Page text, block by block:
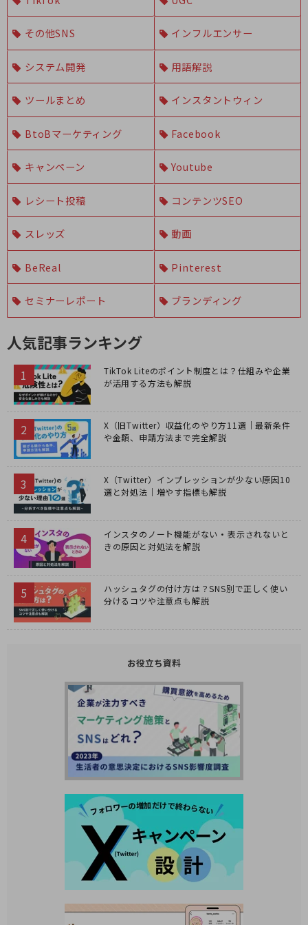
その他SNS インフルエンサー
システム開発 用語解説
ツールまとめ インスタントウィン
BtoBマーケティング Facebook
キャンペーン Youtube
レシート投稿 コンテンツSEO
スレッズ 動画
BeReal Pinterest
セミナーレポート ブランディング
人気記事ランキング
TikTok Liteのポイント制度とは？仕組みや企業
が活用する方法も解説
X（旧Twitter）収益化のやり方11選｜最新条件
や金額、申請方法まで完全解説
X（Twitter）インプレッションが少ない原因10
選と対処法｜増やす指標も解説
インスタのノート機能がない・表示されないと
きの原因と対処法を解説
ハッシュタグの付け方は？SNS別で正しく使い
分けるコツや注意点も解説
お役立ち資料